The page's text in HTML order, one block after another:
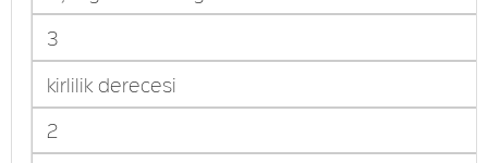
3
kirlilik derecesi
2